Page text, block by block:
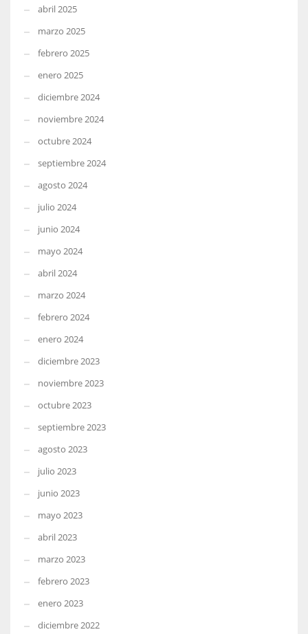
abril 2025
marzo 2025
febrero 2025
enero 2025
diciembre 2024
noviembre 2024
octubre 2024
septiembre 2024
agosto 2024
julio 2024
junio 2024
mayo 2024
abril 2024
marzo 2024
febrero 2024
enero 2024
diciembre 2023
noviembre 2023
octubre 2023
septiembre 2023
agosto 2023
julio 2023
junio 2023
mayo 2023
abril 2023
marzo 2023
febrero 2023
enero 2023
diciembre 2022